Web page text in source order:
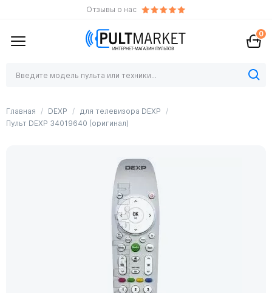
Отзывы о нас
0
Главная DEXP
для телевизора DEXP
Пульт DEXP 34019640 (оригинал)